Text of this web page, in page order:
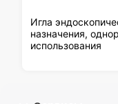
Игла
назначения,
использования